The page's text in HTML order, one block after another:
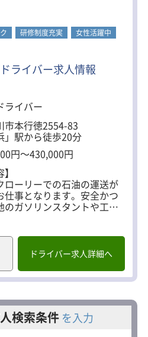
込み歓迎＞
シルバーまたはホワイト
軽バン）を持ち込み可能
保険について条件があり
でお問合せください。
研修制度充実
女性活躍中
ライバー求人情報
ライバー
市本行徳2554-83
」駅から徒歩20分
円～430,000円
ローリーでの石油の運送が
仕事となります。安全かつ
のガソリンスタントや工場
運ぶなどの力仕事は一切
ドライバー求人詳細へ
検索条件 を入力